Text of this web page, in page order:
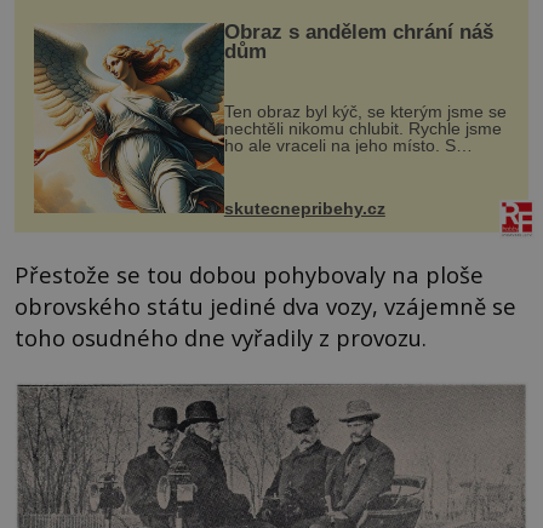
Obraz s andělem chrání náš
dům
Ten obraz byl kýč, se kterým jsme se
nechtěli nikomu chlubit. Rychle jsme
ho ale vraceli na jeho místo. S
manželem Vaškem jsme si pořídili
chaloupku, takový domek na severu
Čech, kde jsme si naplánova...
skutecnepribehy.cz
Přestože se tou dobou pohybovaly na ploše
obrovského státu jediné dva vozy, vzájemně se
toho osudného dne vyřadily z provozu.